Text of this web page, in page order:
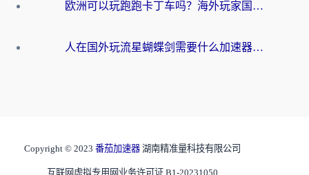
欧洲可以玩跑跑卡丁车吗？海外玩家国服游戏畅玩终极指南（附QQ炫舞剑网3解决方案）
人在国外玩流星蝴蝶剑需要什么加速器？老玩家亲测的终极解决方案
Copyright © 2023 番茄加速器 湖南精准量科技有限公司
互联网虚拟专用网业务许可证 B1-20231050